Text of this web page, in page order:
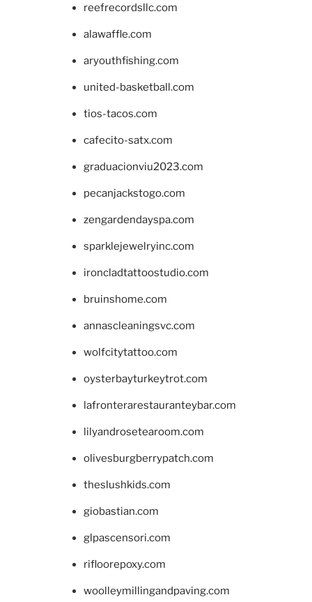
reefrecordsllc.com
alawaffle.com
aryouthfishing.com
united-basketball.com
tios-tacos.com
cafecito-satx.com
graduacionviu2023.com
pecanjackstogo.com
zengardendayspa.com
sparklejewelryinc.com
ironcladtattoostudio.com
bruinshome.com
annascleaningsvc.com
wolfcitytattoo.com
oysterbayturkeytrot.com
lafronterarestauranteybar.com
lilyandrosetearoom.com
olivesburgberrypatch.com
theslushkids.com
giobastian.com
glpascensori.com
rifloorepoxy.com
woolleymillingandpaving.com